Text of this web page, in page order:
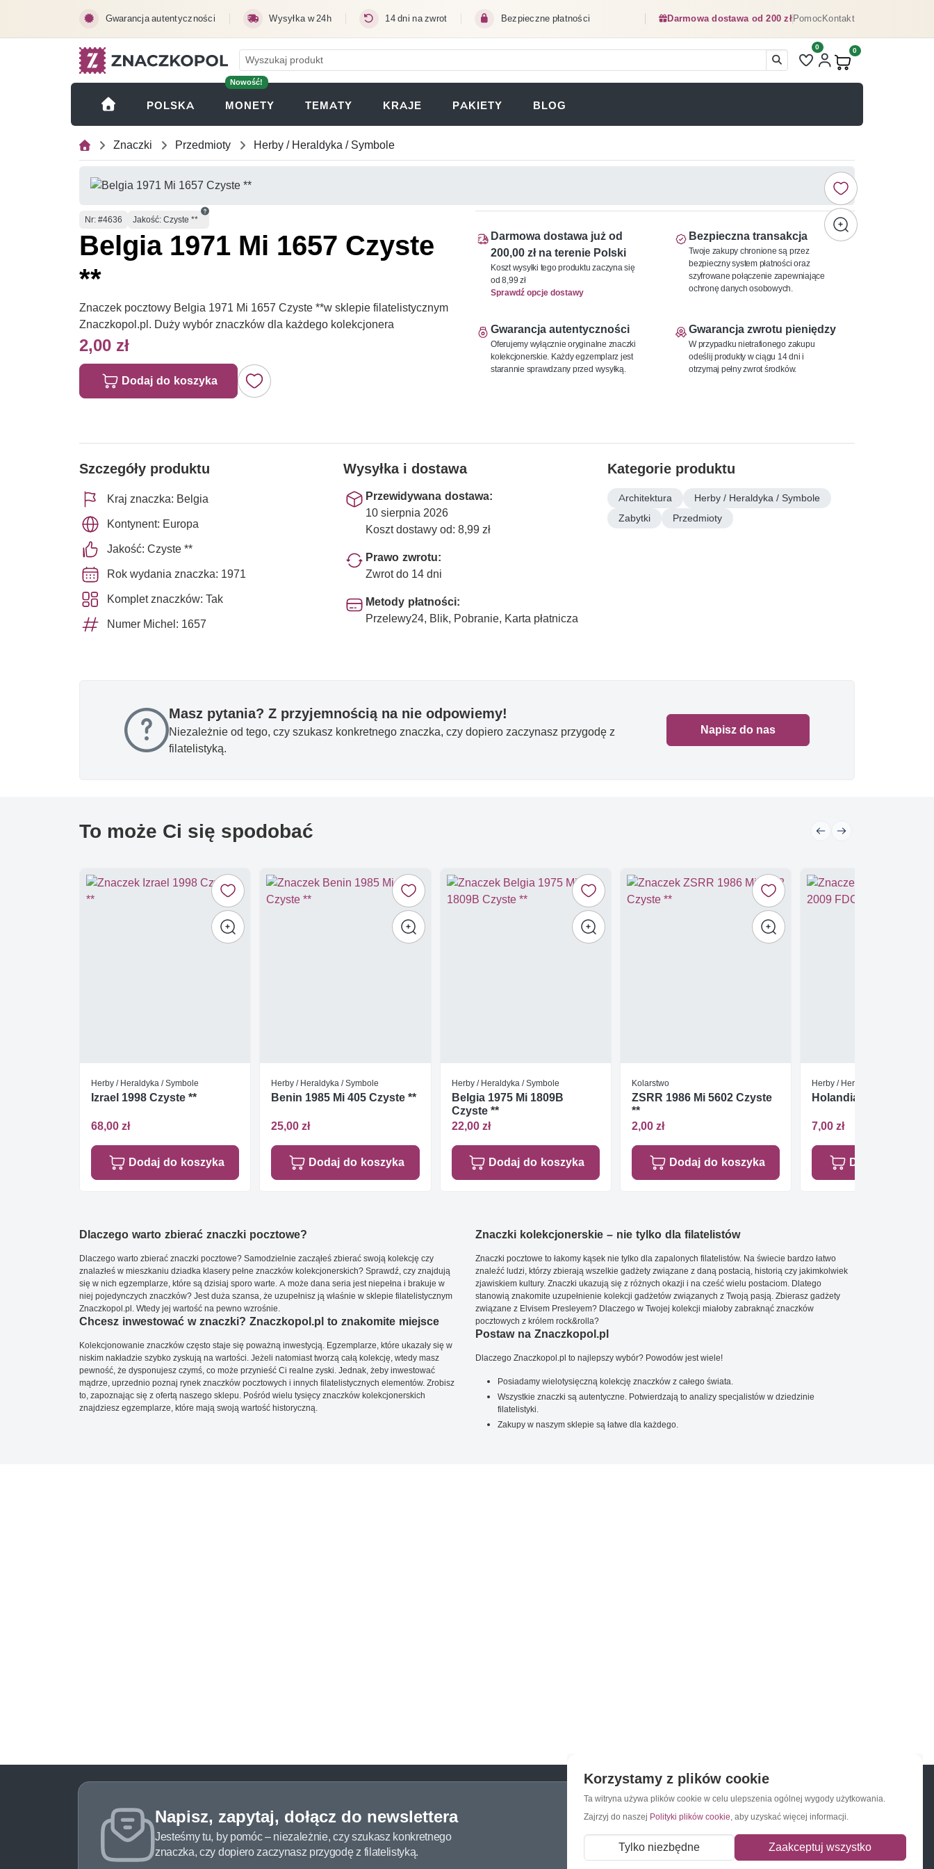
Gwarancja autentyczności Wysyłka w 24h 14 dni na zwrot Bezpieczne płatności Darmowa dostawa od 200 złPomocKontakt
Liczba pozycji na liście
0
Produkty w koszyku:
0
POLSKA
Nowość!
MONETY (OTWIERA SIĘ W NOWEJ KARCIE)
TEMATY KRAJE PAKIETY BLOG
Znaczki Przedmioty Herby / Heraldyka / Symbole
Numer
Nr: #4636 Jakość: Czyste **
Belgia 1971 Mi 1657 Czyste
**
Znaczek pocztowy Belgia 1971 Mi 1657 Czyste **w sklepie filatelistycznym
Znaczkopol.pl. Duży wybór znaczków dla każdego kolekcjonera
2,00 zł
Dodaj do koszyka
Darmowa dostawa już od
200,00 zł na terenie Polski
Koszt wysyłki tego produktu zaczyna się
od 8,99 zł
Sprawdź opcje dostawy
Bezpieczna transakcja
Twoje zakupy chronione są przez
bezpieczny system płatności oraz
szyfrowane połączenie zapewniające
ochronę danych osobowych.
Gwarancja autentyczności
Oferujemy wyłącznie oryginalne znaczki
kolekcjonerskie. Każdy egzemplarz jest
starannie sprawdzany przed wysyłką.
Gwarancja zwrotu pieniędzy
W przypadku nietrafionego zakupu
odeślij produkty w ciągu 14 dni i
otrzymaj pełny zwrot środków.
Szczegóły produktu
Kraj znaczka: Belgia
Kontynent: Europa
Jakość: Czyste **
Rok wydania znaczka: 1971
Komplet znaczków: Tak
Numer Michel: 1657
Wysyłka i dostawa
Przewidywana dostawa:
10 sierpnia 2026
Koszt dostawy od: 8,99 zł
Prawo zwrotu:
Zwrot do 14 dni
Metody płatności:
Przelewy24, Blik, Pobranie, Karta płatnicza
Kategorie produktu
Architektura
Herby / Heraldyka / Symbole
Zabytki
Przedmioty
Masz pytania? Z przyjemnością na nie odpowiemy!
Niezależnie od tego, czy szukasz konkretnego znaczka, czy dopiero zaczynasz przygodę z
filatelistyką.
Napisz do nas
To może Ci się spodobać
Herby / Heraldyka / Symbole
Izrael 1998 Czyste **
68,00 zł
Dodaj do koszyka
Herby / Heraldyka / Symbole
Benin 1985 Mi 405 Czyste **
25,00 zł
Dodaj do koszyka
Herby / Heraldyka / Symbole
Belgia 1975 Mi 1809B
Czyste **
22,00 zł
Dodaj do koszyka
Kolarstwo
ZSRR 1986 Mi 5602 Czyste
**
2,00 zł
Dodaj do koszyka
Herby / Heraldyka / Symbole
Holandia 2002 Mi 2009
7,00 zł
Dodaj do
Dlaczego warto zbierać znaczki pocztowe?
Dlaczego warto zbierać znaczki pocztowe? Samodzielnie zacząłeś zbierać swoją kolekcję czy
znalazłeś w mieszkaniu dziadka klasery pełne znaczków kolekcjonerskich? Sprawdź, czy znajdują
się w nich egzemplarze, które są dzisiaj sporo warte. A może dana seria jest niepełna i brakuje w
niej pojedynczych znaczków? Jest duża szansa, że uzupełnisz ją właśnie w sklepie filatelistycznym
Znaczkopol.pl. Wtedy jej wartość na pewno wzrośnie.
Chcesz inwestować w znaczki? Znaczkopol.pl to znakomite miejsce
Kolekcjonowanie znaczków często staje się poważną inwestycją. Egzemplarze, które ukazały się w
niskim nakładzie szybko zyskują na wartości. Jeżeli natomiast tworzą całą kolekcję, wtedy masz
pewność, że dysponujesz czymś, co może przynieść Ci realne zyski. Jednak, żeby inwestować
mądrze, uprzednio poznaj rynek znaczków pocztowych i innych filatelistycznych elementów. Zrobisz
to, zapoznając się z ofertą naszego sklepu. Pośród wielu tysięcy znaczków kolekcjonerskich
znajdziesz egzemplarze, które mają swoją wartość historyczną.
Znaczki kolekcjonerskie – nie tylko dla filatelistów
Znaczki pocztowe to łakomy kąsek nie tylko dla zapalonych filatelistów. Na świecie bardzo łatwo
znaleźć ludzi, którzy zbierają wszelkie gadżety związane z daną postacią, historią czy jakimkolwiek
zjawiskiem kultury. Znaczki ukazują się z różnych okazji i na cześć wielu postaciom. Dlatego
stanowią znakomite uzupełnienie kolekcji gadżetów związanych z Twoją pasją. Zbierasz gadżety
związane z Elvisem Presleyem? Dlaczego w Twojej kolekcji miałoby zabraknąć znaczków
pocztowych z królem rock&rolla?
Postaw na Znaczkopol.pl
Dlaczego Znaczkopol.pl to najlepszy wybór? Powodów jest wiele!
Posiadamy wielotysięczną kolekcję znaczków z całego świata.
Wszystkie znaczki są autentyczne. Potwierdzają to analizy specjalistów w dziedzinie
filatelistyki.
Zakupy w naszym sklepie są łatwe dla każdego.
Napisz, zapytaj, dołącz do newslettera
Jesteśmy tu, by pomóc – niezależnie, czy szukasz konkretnego
znaczka, czy dopiero zaczynasz przygodę z filatelistyką.
Napisz do nas Zapisz się do newslettera
Korzystamy z plików cookie
Ta witryna używa plików cookie w celu ulepszenia ogólnej wygody użytkowania.
Zajrzyj do naszej Polityki plików cookie, aby uzyskać więcej informacji.
Tylko niezbędne Zaakceptuj wszystko